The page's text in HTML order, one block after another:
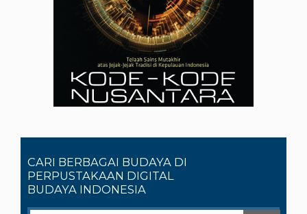
CARI BERBAGAI BUDAYA DI
PERPUSTAKAAN DIGITAL
BUDAYA INDONESIA